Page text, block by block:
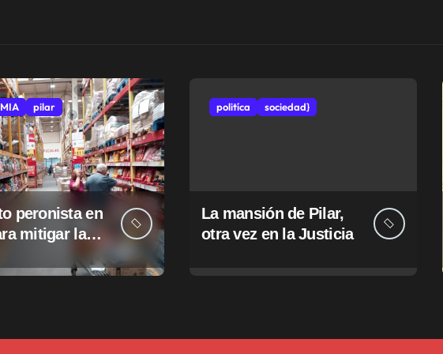
pilar
peronista en
mitigar la
politíca sociedad}
La mansión de Pilar,
otra vez en la Justicia